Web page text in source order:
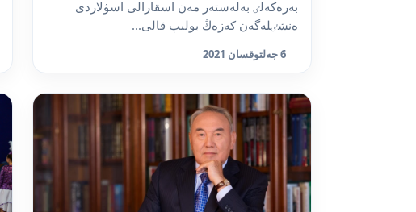
بەرەكەلٸ بەلەستەر مەن اسقارالى اسۋلاردى
ەنشٸلەگەن كەزەڭ بولىپ قالى...
6 جەلتوقسان 2021